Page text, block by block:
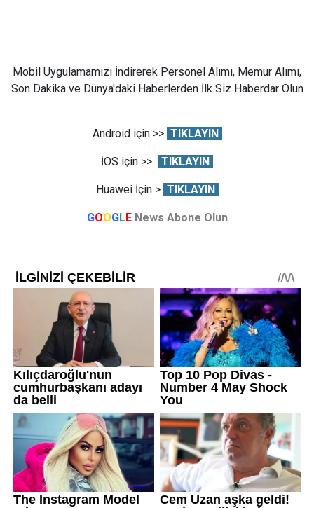
Mobil Uygulamamızı İndirerek Personel Alımı, Memur Alımı,
Son Dakika ve Dünya'daki Haberlerden İlk Siz Haberdar Olun
Android için >> TIKLAYIN
İOS için >> TIKLAYIN
Huawei İçin > TIKLAYIN
GOOGLE News Abone Olun